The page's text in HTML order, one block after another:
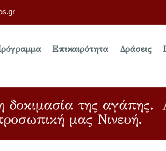
Επικαιρότητα Δράσεις
της αγάπης.
μας Νινευή.